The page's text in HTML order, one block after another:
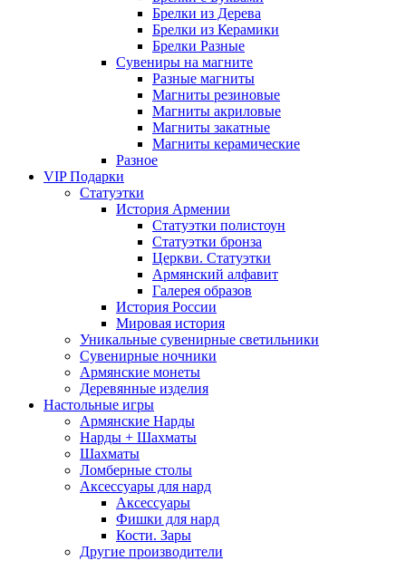
Брелки из Дерева
Брелки из Керамики
Брелки Разные
Сувениры на магните
Разные магниты
Магниты резиновые
Магниты акриловые
Магниты закатные
Магниты керамические
Разное
VIP Подарки
Статуэтки
История Армении
Статуэтки полистоун
Статуэтки бронза
Церкви. Статуэтки
Армянский алфавит
Галерея образов
История России
Мировая история
Уникальные сувенирные светильники
Сувенирные ночники
Армянские монеты
Деревянные изделия
Настольные игры
Армянские Нарды
Нарды + Шахматы
Шахматы
Ломберные столы
Аксессуары для нард
Аксессуары
Фишки для нард
Кости. Зары
Другие производители